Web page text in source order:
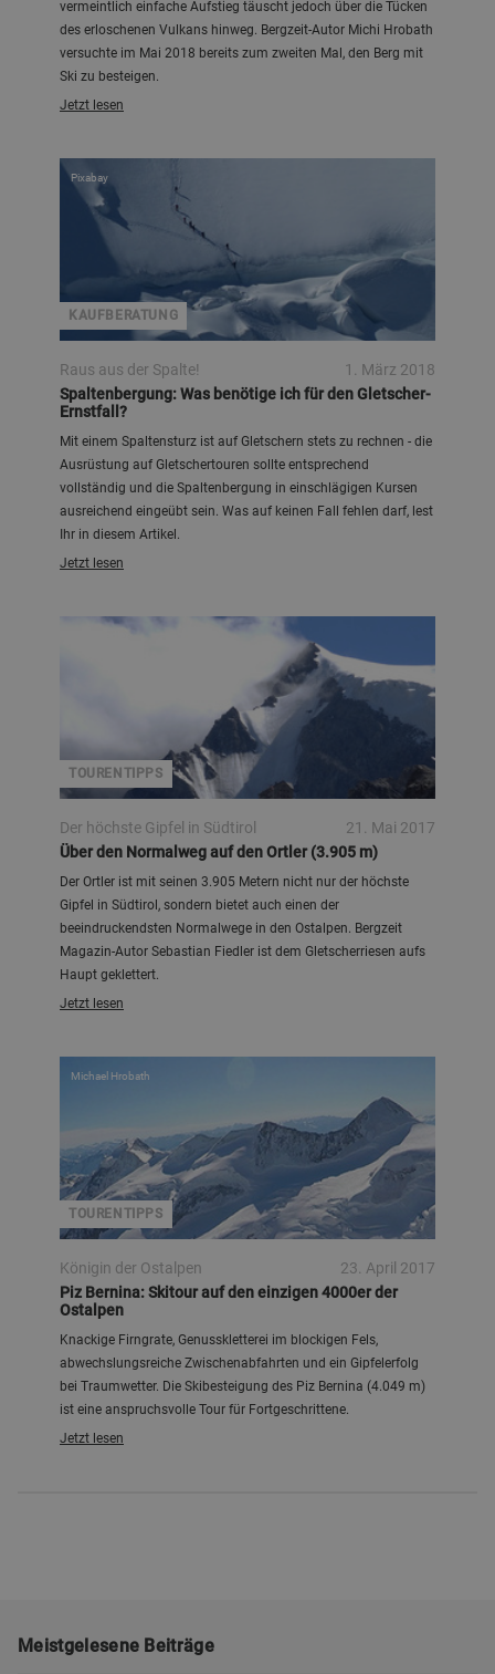
vermeintlich einfache Aufstieg täuscht jedoch über die Tücken
des erloschenen Vulkans hinweg. Bergzeit-Autor Michi Hrobath
versuchte im Mai 2018 bereits zum zweiten Mal, den Berg mit
Ski zu besteigen.
Jetzt lesen
KAUFBERATUNG
Pixabay
Raus aus der Spalte!
1. März 2018
Spaltenbergung: Was benötige ich für den Gletscher-
Ernstfall?
Mit einem Spaltensturz ist auf Gletschern stets zu rechnen - die
Ausrüstung auf Gletschertouren sollte entsprechend
vollständig und die Spaltenbergung in einschlägigen Kursen
ausreichend eingeübt sein. Was auf keinen Fall fehlen darf, lest
Ihr in diesem Artikel.
Jetzt lesen
TOURENTIPPS
Der höchste Gipfel in Südtirol
21. Mai 2017
Über den Normalweg auf den Ortler (3.905 m)
Der Ortler ist mit seinen 3.905 Metern nicht nur der höchste
Gipfel in Südtirol, sondern bietet auch einen der
beeindruckendsten Normalwege in den Ostalpen. Bergzeit
Magazin-Autor Sebastian Fiedler ist dem Gletscherriesen aufs
Haupt geklettert.
Jetzt lesen
TOURENTIPPS
Michael Hrobath
Königin der Ostalpen
23. April 2017
Piz Bernina: Skitour auf den einzigen 4000er der
Ostalpen
Knackige Firngrate, Genusskletterei im blockigen Fels,
abwechslungsreiche Zwischenabfahrten und ein Gipfelerfolg
bei Traumwetter. Die Skibesteigung des Piz Bernina (4.049 m)
ist eine anspruchsvolle Tour für Fortgeschrittene.
Jetzt lesen
Meistgelesene Beiträge